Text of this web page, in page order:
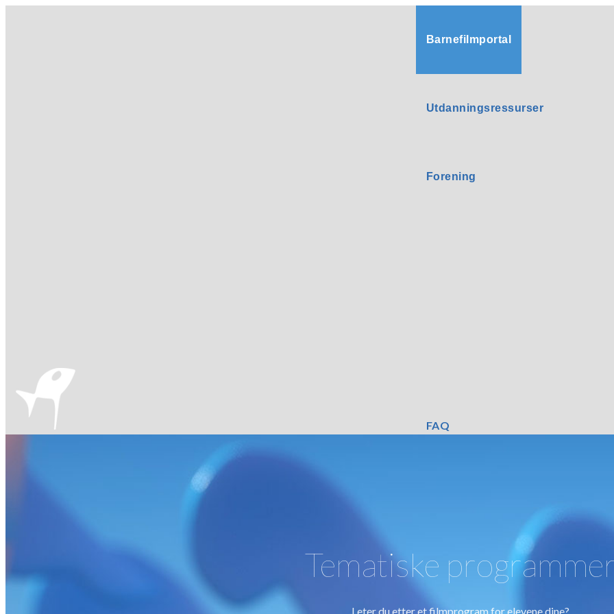
Barnefilmportal
Utdanningsressurser
Forening
FAQ
Tematiske
Leter du etter et filmprogram for elevene dine?